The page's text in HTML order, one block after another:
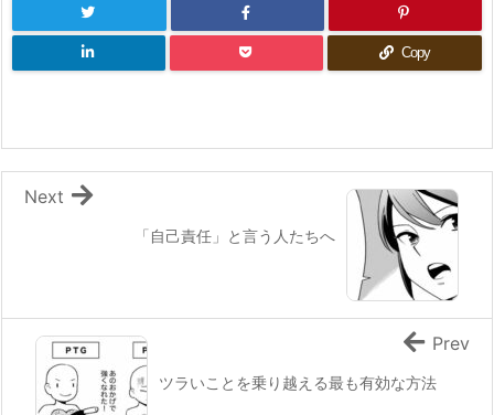
Copy
「自己責任」と言う人たちへ
Next
ツラいことを乗り越える最も有効な方法
Prev